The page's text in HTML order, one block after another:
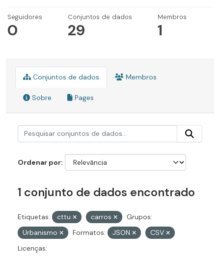
Seguidores
0
Conjuntos de dados
29
Membros
1
Conjuntos de dados Membros
Sobre Pages
Ordenar por
1 conjunto de dados encontrado
Etiquetas: cttu carros
Grupos:
Urbanismo
Formatos: JSON
CSV
Licenças: